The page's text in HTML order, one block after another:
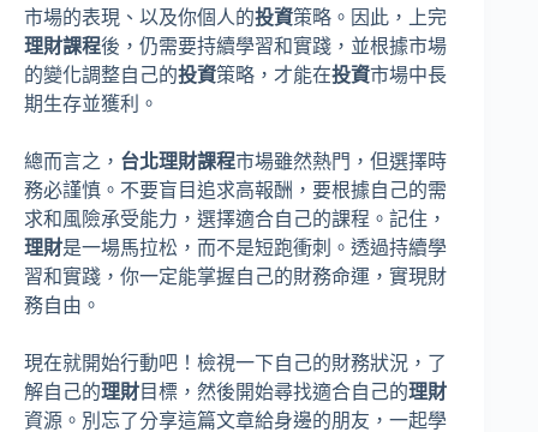
市場的表現、以及你個人的投資策略。因此，上完
理財課程後，仍需要持續學習和實踐，並根據市場
的變化調整自己的投資策略，才能在投資市場中長
期生存並獲利。
總而言之， 台北理財課程市場雖然熱門，但選擇時
務必謹慎。不要盲目追求高報酬，要根據自己的需
求和風險承受能力，選擇適合自己的課程。記住，
理財是一場馬拉松，而不是短跑衝刺。透過持續學
習和實踐，你一定能掌握自己的財務命運，實現財
務自由。
現在就開始行動吧！檢視一下自己的財務狀況，了
解自己的理財目標，然後開始尋找適合自己的理財
資源。別忘了分享這篇文章給身邊的朋友，一起學